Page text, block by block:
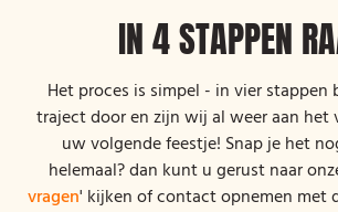
IN 4 STAPPEN
Het proces is simpel - in vier stappen
traject door en zijn wij al weer aan het
uw volgende feestje! Snap je het
helemaal? dan kunt u gerust naar
vragen' kijken of contact opnemen met